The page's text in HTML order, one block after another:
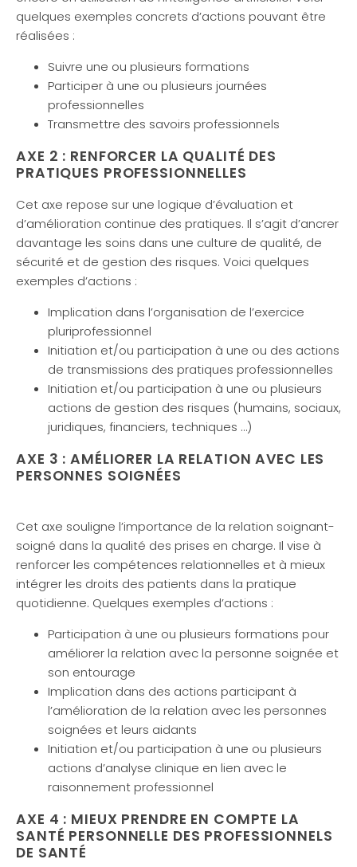
quelques exemples concrets d’actions pouvant être
réalisées :
Suivre une ou plusieurs formations
Participer à une ou plusieurs journées
professionnelles
Transmettre des savoirs professionnels
AXE 2 : RENFORCER LA QUALITÉ DES
PRATIQUES PROFESSIONNELLES
Cet axe repose sur une logique d’évaluation et
d’amélioration continue des pratiques. Il s’agit d’ancrer
davantage les soins dans une culture de qualité, de
sécurité et de gestion des risques. Voici quelques
exemples d’actions :
Implication dans l’organisation de l’exercice
pluriprofessionnel
Initiation et/ou participation à une ou des actions
de transmissions des pratiques professionnelles
Initiation et/ou participation à une ou plusieurs
actions de gestion des risques (humains, sociaux,
juridiques, financiers, techniques …)
AXE 3 : AMÉLIORER LA RELATION AVEC LES
PERSONNES SOIGNÉES
Cet axe souligne l’importance de la relation soignant-
soigné dans la qualité des prises en charge. Il vise à
renforcer les compétences relationnelles et à mieux
intégrer les droits des patients dans la pratique
quotidienne. Quelques exemples d’actions :
Participation à une ou plusieurs formations pour
améliorer la relation avec la personne soignée et
son entourage
Implication dans des actions participant à
l’amélioration de la relation avec les personnes
soignées et leurs aidants
Initiation et/ou participation à une ou plusieurs
actions d’analyse clinique en lien avec le
raisonnement professionnel
AXE 4 : MIEUX PRENDRE EN COMPTE LA
SANTÉ PERSONNELLE DES PROFESSIONNELS
DE SANTÉ